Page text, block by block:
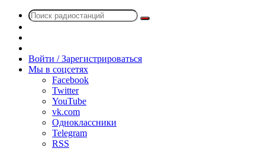
Поиск
радио
Войти / Зарегистрироваться
Мы в соцсетях
Facebook
Twitter
YouTube
vk.com
Одноклассники
Telegram
RSS